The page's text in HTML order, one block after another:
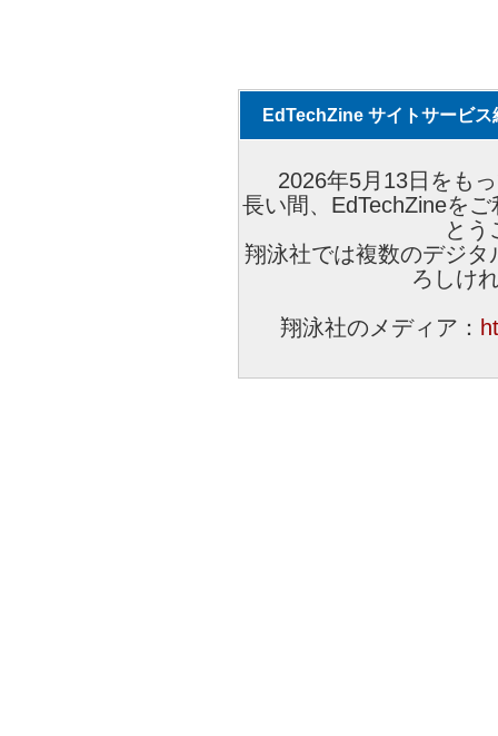
EdTechZine サイトサービス
2026年5月13日をも
長い間、EdTechZineを
とう
翔泳社では複数のデジ
ろしけ
翔泳社のメディア：